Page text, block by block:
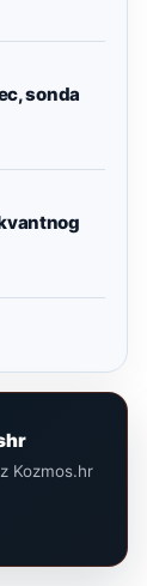
sonda
Kozmos.hr